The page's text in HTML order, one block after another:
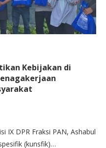
Kebijakan di
IX DPR Fraksi PAN, Ashabul
(kunsfik)…